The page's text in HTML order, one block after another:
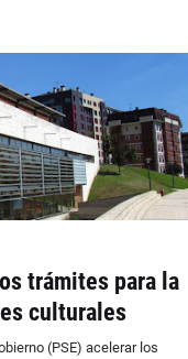
trámites para la
culturales
(PSE) acelerar los